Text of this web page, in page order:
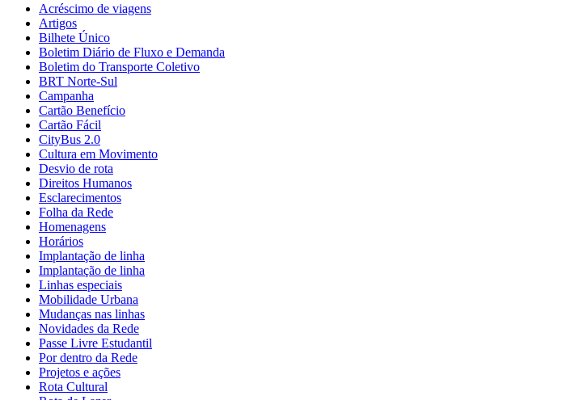
Acréscimo de viagens
Artigos
Bilhete Único
Boletim Diário de Fluxo e Demanda
Boletim do Transporte Coletivo
BRT Norte-Sul
Campanha
Cartão Benefício
Cartão Fácil
CityBus 2.0
Cultura em Movimento
Desvio de rota
Direitos Humanos
Esclarecimentos
Folha da Rede
Homenagens
Horários
Implantação de linha
Implantação de linha
Linhas especiais
Mobilidade Urbana
Mudanças nas linhas
Novidades da Rede
Passe Livre Estudantil
Por dentro da Rede
Projetos e ações
Rota Cultural